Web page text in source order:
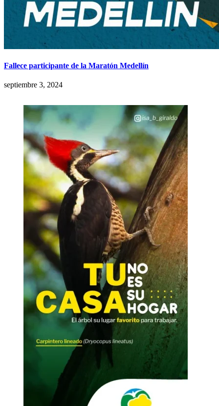
Fallece participante de la Maratón Medellín
septiembre 3, 2024